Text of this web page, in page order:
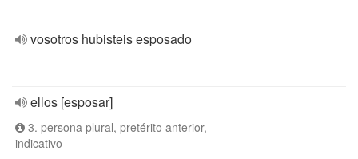
vosotros hubisteis esposado
ellos [esposar]
3. persona plural, pretérito anterior,
indicativo